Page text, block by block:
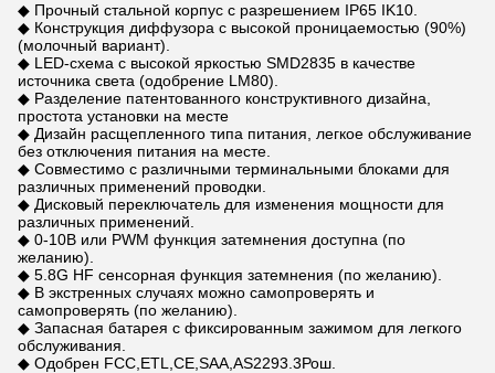
◆ Прочный стальной корпус с разрешением IP65 IK10.
◆ Конструкция диффузора с высокой проницаемостью (90%)
(молочный вариант).
◆ LED-схема с высокой яркостью SMD2835 в качестве
источника света (одобрение LM80).
◆ Разделение патентованного конструктивного дизайна,
простота установки на месте
◆ Дизайн расщепленного типа питания, легкое обслуживание
без отключения питания на месте.
◆ Совместимо с различными терминальными блоками для
различных применений проводки.
◆ Дисковый переключатель для изменения мощности для
различных применений.
◆ 0-10В или PWM функция затемнения доступна (по
желанию).
◆ 5.8G HF сенсорная функция затемнения (по желанию).
◆ В экстренных случаях можно самопроверять и
самопроверять (по желанию).
◆ Запасная батарея с фиксированным зажимом для легкого
обслуживания.
◆ Одобрен FCC,ETL,CE,SAA,AS2293.3Рош.